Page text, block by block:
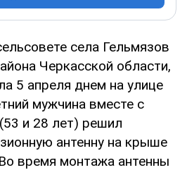
села Гельмязов
Черкасской области,
5 апреля днем на улице
мужчина вместе с
и 28 лет) решил
антенну на крыше
время монтажа антенны